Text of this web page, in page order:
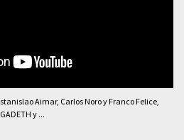
Aimar, Carlos Noro y Franco Felice,
y ...